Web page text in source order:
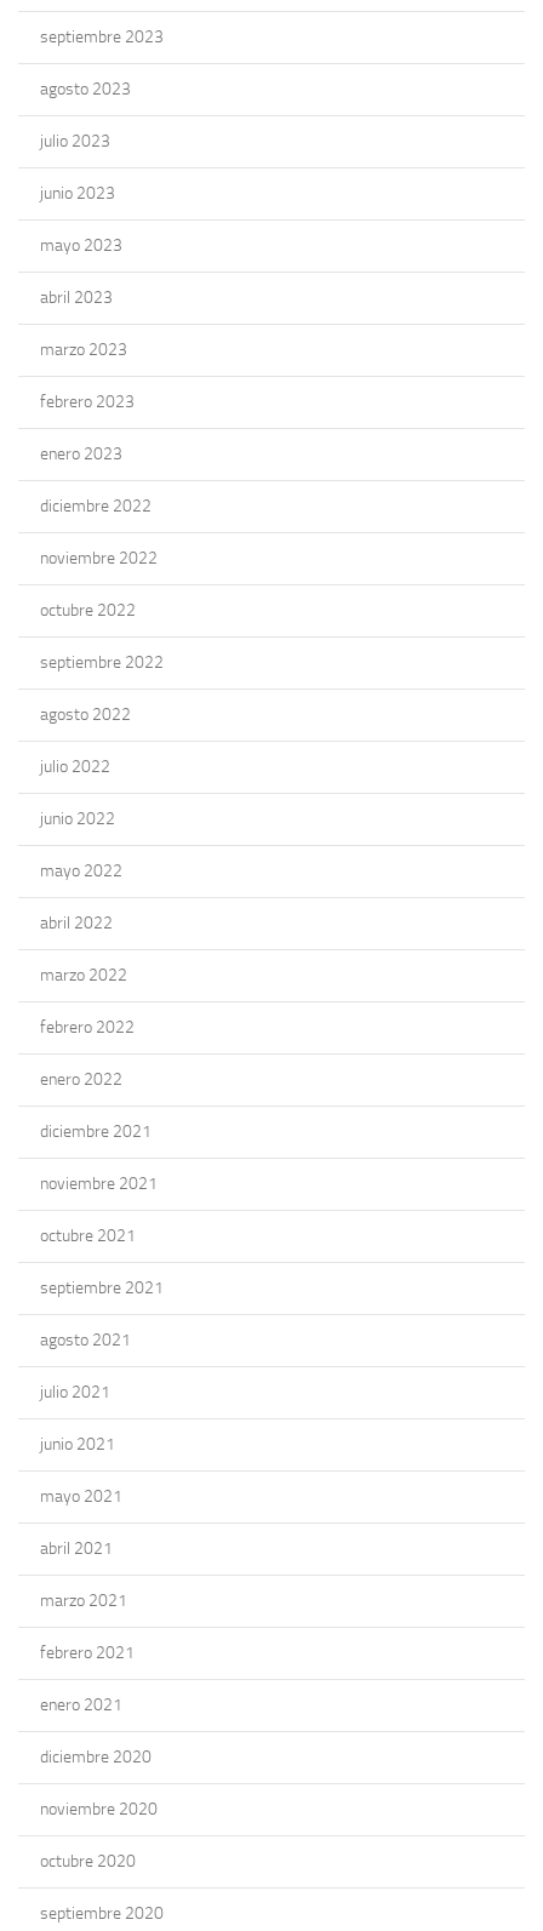
septiembre 2023
agosto 2023
julio 2023
junio 2023
mayo 2023
abril 2023
marzo 2023
febrero 2023
enero 2023
diciembre 2022
noviembre 2022
octubre 2022
septiembre 2022
agosto 2022
julio 2022
junio 2022
mayo 2022
abril 2022
marzo 2022
febrero 2022
enero 2022
diciembre 2021
noviembre 2021
octubre 2021
septiembre 2021
agosto 2021
julio 2021
junio 2021
mayo 2021
abril 2021
marzo 2021
febrero 2021
enero 2021
diciembre 2020
noviembre 2020
octubre 2020
septiembre 2020